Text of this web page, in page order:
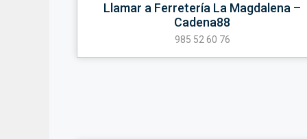
Llamar a Ferretería La Magdalena –
Cadena88
985 52 60 76